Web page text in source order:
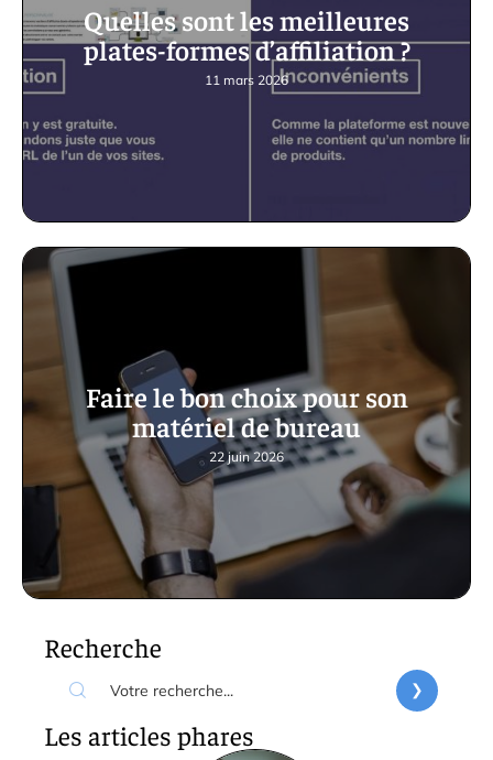
Quelles sont les meilleures
plates-formes d’affiliation ?
11 mars 2026
Faire le bon choix pour son
matériel de bureau
22 juin 2026
Recherche
Les articles phares